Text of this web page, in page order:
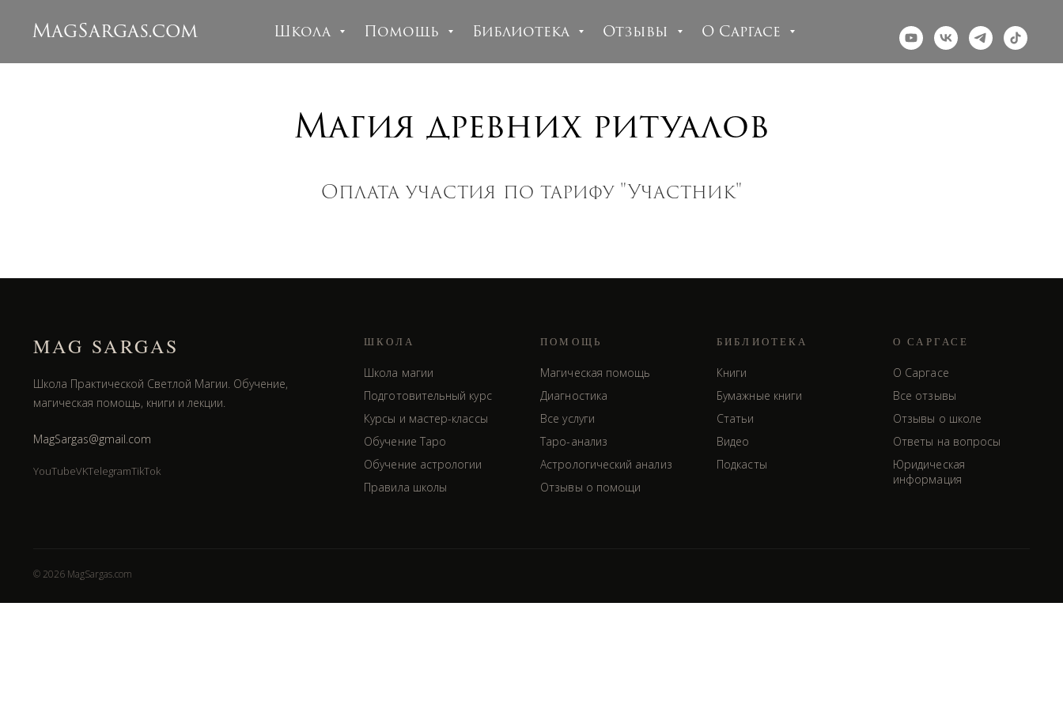
MagSargas.com Школа Помощь Библиотека Отзывы О Саргасе
Магия древних ритуалов
Оплата участия по тарифу "Участник"
MAG SARGAS
Школа Практической Светлой Магии. Обучение,
магическая помощь, книги и лекции.
MagSargas@gmail.com
YouTubeVKTelegramTikTok
ШКОЛА
Школа магии
Подготовительный курс
Курсы и мастер-классы
Обучение Таро
Обучение астрологии
Правила школы
ПОМОЩЬ
Магическая помощь
Диагностика
Все услуги
Таро-анализ
Астрологический анализ
Отзывы о помощи
БИБЛИОТЕКА
Книги
Бумажные книги
Статьи
Видео
Подкасты
О САРГАСЕ
О Саргасе
Все отзывы
Отзывы о школе
Ответы на вопросы
Юридическая
информация
© 2026 MagSargas.com